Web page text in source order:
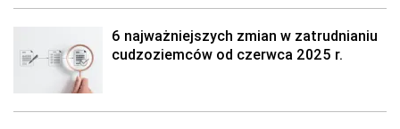
6 najważniejszych zmian w zatrudnianiu
cudzoziemców od czerwca 2025 r.